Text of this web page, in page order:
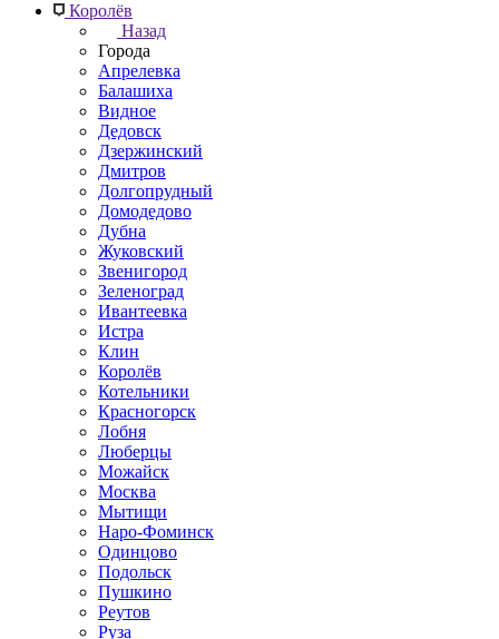
Королёв
Назад
Города
Апрелевка
Балашиха
Видное
Дедовск
Дзержинский
Дмитров
Долгопрудный
Домодедово
Дубна
Жуковский
Звенигород
Зеленоград
Ивантеевка
Истра
Клин
Королёв
Котельники
Красногорск
Лобня
Люберцы
Можайск
Москва
Мытищи
Наро-Фоминск
Одинцово
Подольск
Пушкино
Реутов
Руза